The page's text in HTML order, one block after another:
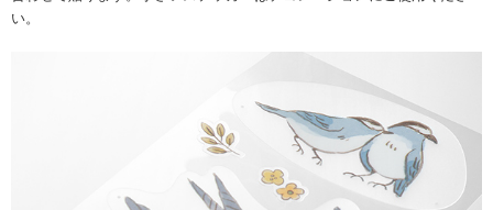
い。